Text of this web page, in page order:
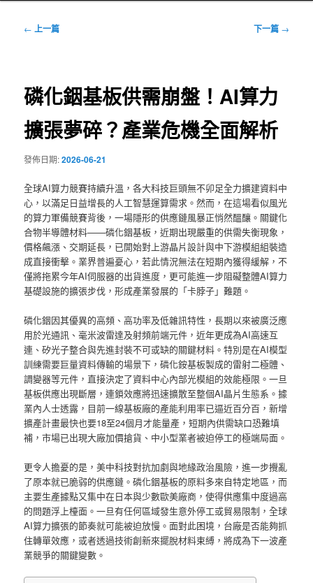
文
← 上一篇 下一篇 →
磷化銦基板供需崩盤！AI算力
擴張夢碎？產業危機全面解析
發佈日期:2026-06-21
全球AI算力競賽持續升溫，各大科技巨頭無不卯足全力擴建資料中
心，以滿足日益增長的人工智慧運算需求。然而，在這場看似風光
的算力軍備競賽背後，一場隱形的供應鏈風暴正悄然醞釀。關鍵化
合物半導體材料——磷化銦基板，近期出現嚴重的供需失衡現象，
價格飆漲、交期延長，已開始對上游晶片設計與中下游模組組裝造
成直接衝擊。業界普遍憂心，若此情況無法在短期內獲得緩解，不
僅將拖累今年AI伺服器的出貨進度，更可能進一步阻礙整體AI算力
基礎設施的擴張步伐，形成產業發展的「卡脖子」難題。
磷化銦因其優異的高頻、高功率及低雜訊特性，長期以來被廣泛應
用於光通訊、毫米波雷達及射頻前端元件，近年更成為AI高速互
連、矽光子整合與先進封裝不可或缺的關鍵材料。特別是在AI模型
訓練需要巨量資料傳輸的場景下，磷化銨基板製成的雷射二極體、
調變器等元件，直接決定了資料中心內部光模組的效能極限。一旦
基板供應出現斷層，連鎖效應將迅速擴散至整個AI晶片生態系。據
業內人士透露，目前一線基板廠的產能利用率已逼近百分百，新增
擴產計畫最快也要18至24個月才能量產，短期內供需缺口恐難填
補，市場已出現大廠加價搶貨、中小型業者被迫停工的極端局面。
更令人擔憂的是，美中科技對抗加劇與地緣政治風險，進一步攪亂
了原本就已脆弱的供應鏈。磷化銦基板的原料多來自特定地區，而
主要生產據點又集中在日本與少數歐美廠商，使得供應集中度過高
的問題浮上檯面。一旦有任何區域發生意外停工或貿易限制，全球
AI算力擴張的節奏就可能被迫放慢。面對此困境，台廠是否能夠抓
住轉單效應，或者透過技術創新來擺脫材料束縛，將成為下一波產
業競爭的關鍵變數。